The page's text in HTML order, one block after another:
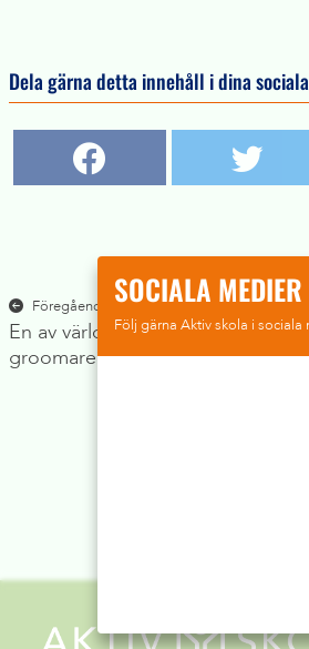
Dela gärna detta innehåll i dina
Inläggsnavigering
Föregående inlägg:
En av världens största
groomare?
Skolpjäs om
SOCIALA MEDIER
Följ gärna Aktiv skola i sociala